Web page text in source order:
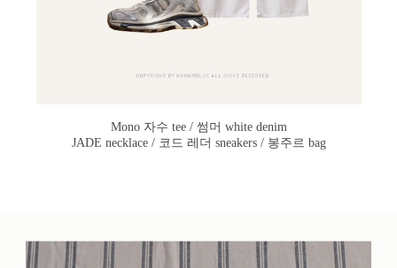
Mono 자수 tee / 썸머 white denim
JADE necklace / 코드 레더 sneakers / 봉주르 bag